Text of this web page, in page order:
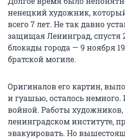
ненецкий художник,
всего 7 лет. Не так давно
защищая Ленинград, спустя
блокады города — 9 ноября
братской могиле.
Оригиналов его картин,
и гуашью, осталось немного.
войной. Работы
ленинградском институте,
эвакуировать. Но